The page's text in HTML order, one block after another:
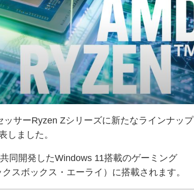
サーRyzen Zシリーズに新たなラインナップ
しました。
同開発したWindows 11搭載のゲーミング
スボックス・エーライ）に搭載されます。